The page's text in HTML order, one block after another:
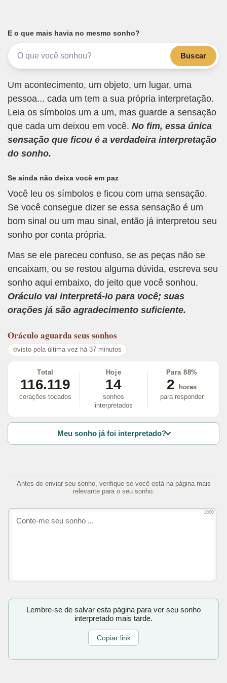
E o que mais havia no mesmo sonho?
Buscar
Um acontecimento, um objeto, um lugar, uma
pessoa... cada um tem a sua própria interpretação.
Leia os símbolos um a um, mas guarde a sensação
que cada um deixou em você. No fim, essa única
sensação que ficou é a verdadeira interpretação
do sonho.
Se ainda não deixa você em paz
Você leu os símbolos e ficou com uma sensação.
Se você consegue dizer se essa sensação é um
bom sinal ou um mau sinal, então já interpretou seu
sonho por conta própria.
Mas se ele pareceu confuso, se as peças não se
encaixam, ou se restou alguma dúvida, escreva seu
sonho aqui embaixo, do jeito que você sonhou.
Oráculo vai interpretá-lo para você; suas
orações já são agradecimento suficiente.
Oráculo aguarda seus sonhos
visto pela última vez há 37 minutos
Total
116.119
corações tocados
Hoje
14
sonhos
interpretados
Para 88%
2
horas
para responder
Meu sonho já foi interpretado?
Antes de enviar seu sonho, verifique se você está na página mais
relevante para o seu sonho.
1000
Lembre-se de salvar esta página para ver seu sonho
interpretado mais tarde.
Copiar link